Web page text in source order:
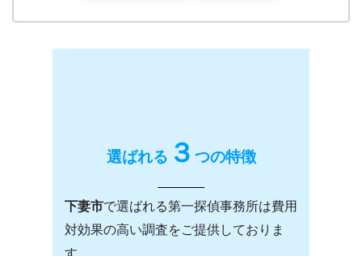
選ばれる ３ つの特徴
下妻市で選ばれる第一探偵事務所は費用
対効果の高い調査をご提供しておりま
す。